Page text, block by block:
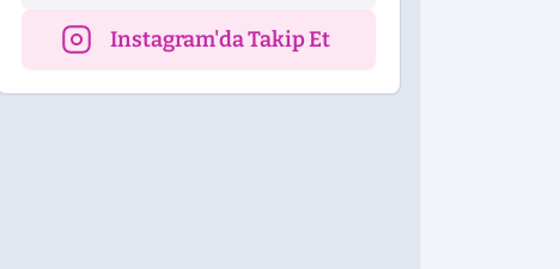
Instagram'da Takip Et